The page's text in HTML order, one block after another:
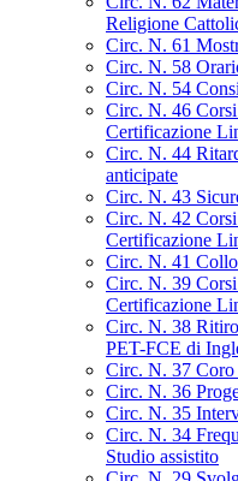
Religione
Circ. N. 61
Circ. N. 58
Circ. N. 54
Circ. N. 46
Certificazione
Circ. N. 44
anticipate
Circ. N. 43
Circ. N. 42
Certificazione
Circ. N. 41
Circ. N. 39
Certificazione
Circ. N. 38
PET-FCE di
Circ. N. 37 Coro
Circ. N. 36
Circ. N. 35
Circ. N. 34
Studio assistito